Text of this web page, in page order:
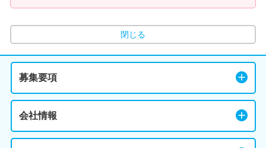
閉じる
募集要項
会社情報